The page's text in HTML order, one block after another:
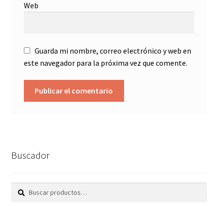
Web
Guarda mi nombre, correo electrónico y web en
este navegador para la próxima vez que comente.
Buscador
Buscar
Buscar